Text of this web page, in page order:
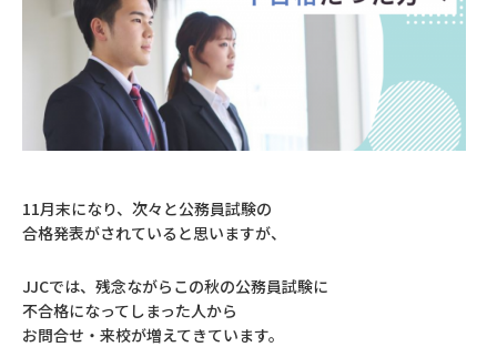
11月末になり、次々と公務員試験の
合格発表がされていると思いますが、
JJCでは、残念ながらこの秋の公務員試験に
不合格になってしまった人から
お問合せ・来校が増えてきています。